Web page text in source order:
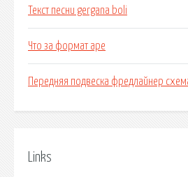
Текст песни gergana boli
Что за формат ape
Передняя подвеска фредлайнер
Links